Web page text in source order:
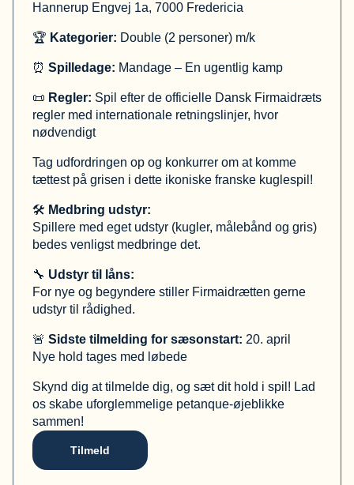
Hannerup Engvej 1a, 7000 Fredericia
🏆 Kategorier: Double (2 personer) m/k
⏰ Spilledage: Mandage – En ugentlig kamp
📜 Regler: Spil efter de officielle Dansk Firmaidræts
regler med internationale retningslinjer, hvor
nødvendigt
Tag udfordringen op og konkurrer om at komme
tættest på grisen i dette ikoniske franske kuglespil!
🛠 Medbring udstyr:
Spillere med eget udstyr (kugler, målebånd og gris)
bedes venligst medbringe det.
🔧 Udstyr til låns:
For nye og begyndere stiller Firmaidrætten gerne
udstyr til rådighed.
🚨 Sidste tilmelding for sæsonstart: 20. april
Nye hold tages med løbede
Skynd dig at tilmelde dig, og sæt dit hold i spil! Lad
os skabe uforglemmelige petanque-øjeblikke
sammen!
Tilmeld